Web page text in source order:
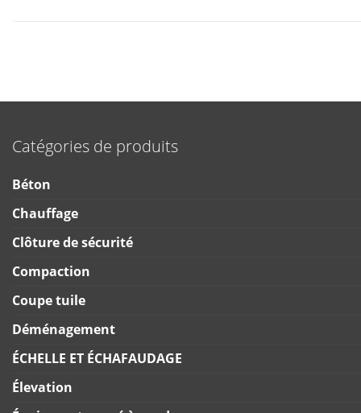
Catégories de produits
Béton
Chauffage
Clôture de sécurité
Compaction
Coupe tuile
Déménagement
ÉCHELLE ET ÉCHAFAUDAGE
Élevation